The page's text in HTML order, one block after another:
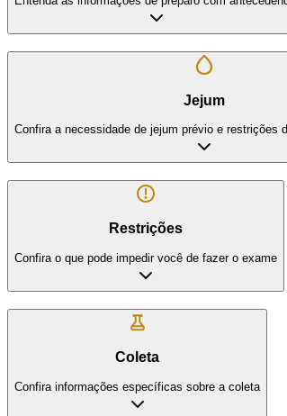
Jejum
Confira a necessidade de jejum prévio e restrições
Restrições
Confira o que pode impedir você de fazer o exame
Coleta
Confira informações específicas sobre a coleta